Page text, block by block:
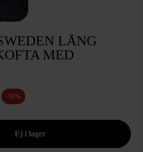
LÅNG
MED
-50%